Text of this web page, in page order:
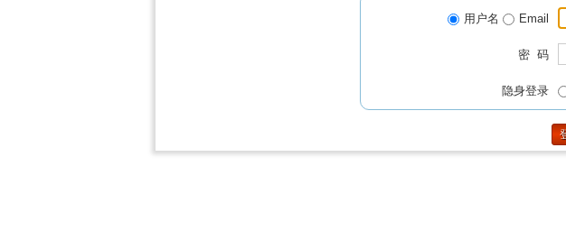
用户名
Email
密 码
隐身登录